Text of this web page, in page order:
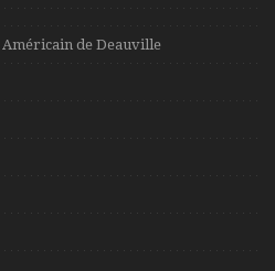
Américain de Deauville